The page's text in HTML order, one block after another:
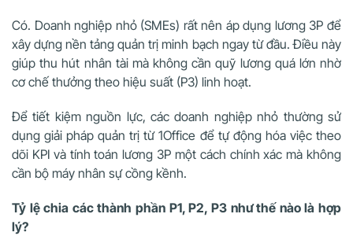
Có. Doanh nghiệp nhỏ (SMEs) rất nên áp dụng lương 3P để
xây dựng nền tảng quản trị minh bạch ngay từ đầu. Điều này
giúp thu hút nhân tài mà không cần quỹ lương quá lớn nhờ
cơ chế thưởng theo hiệu suất (P3) linh hoạt.
Để tiết kiệm nguồn lực, các doanh nghiệp nhỏ thường sử
dụng giải pháp quản trị từ 1Office để tự động hóa việc theo
dõi KPI và tính toán lương 3P một cách chính xác mà không
cần bộ máy nhân sự cồng kềnh.
Tỷ lệ chia các thành phần P1, P2, P3 như thế nào là hợp
lý?